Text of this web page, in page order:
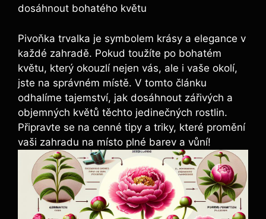
dosáhnout bohatého květu
Pivoňka trvalka je symbolem krásy a elegance v
každé zahradě.⁤ Pokud ​toužíte po bohatém
květu, který okouzlí‍ nejen vás, ale i vaše okolí,
jste na správném místě. V tomto článku
odhalíme tajemství, jak dosáhnout ‌zářivých a
objemných květů těchto jedinečných rostlin.
Připravte se ⁣na cenné tipy a triky, které promění
vaši zahradu na⁤ místo plné barev a⁢ vůní!